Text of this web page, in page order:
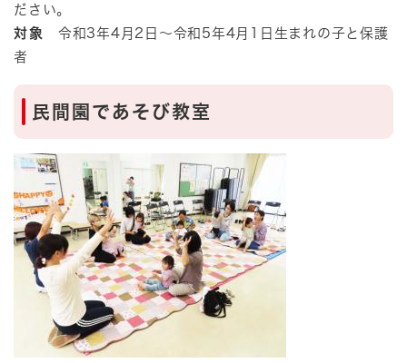
ださい。
対象
令和3年4月2日～令和5年4月1日生まれの子と保護
者
民間園であそび教室